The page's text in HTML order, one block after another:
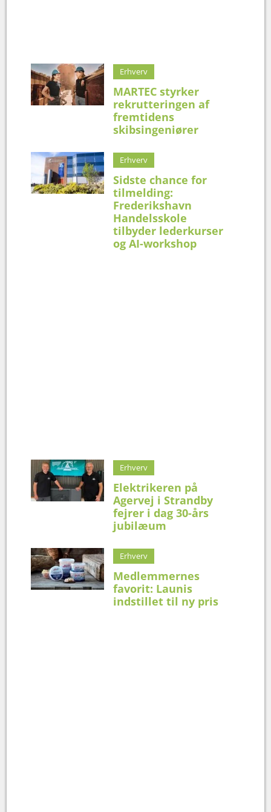
Erhverv
MARTEC styrker
rekrutteringen af
fremtidens
skibsingeniører
Erhverv
Sidste chance for
tilmelding:
Frederikshavn
Handelsskole
tilbyder lederkurser
og AI-workshop
Erhverv
Elektrikeren på
Agervej i Strandby
fejrer i dag 30-års
jubilæum
Erhverv
Medlemmernes
favorit: Launis
indstillet til ny pris